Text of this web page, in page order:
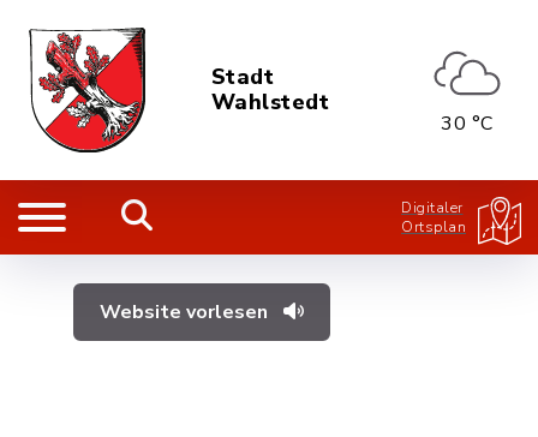
Stadt
Wahlstedt
30 °C
Digitaler
Ortsplan
Website vorlesen